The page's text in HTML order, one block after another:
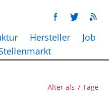
Hersteller
Job
Älter als 7 Tage